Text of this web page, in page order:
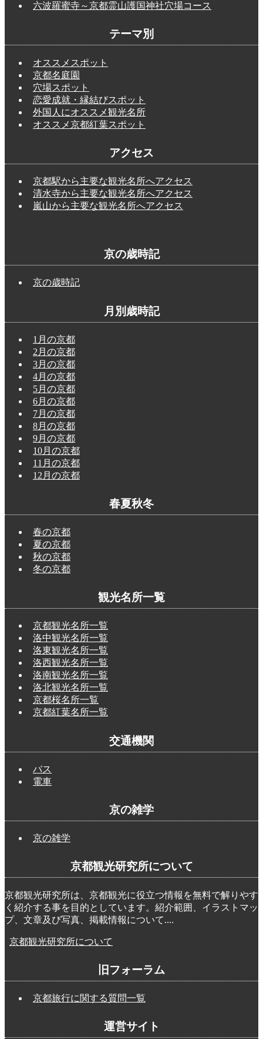
六波羅蜜寺～京都霊山護国神社穴場コース
テーマ別
オススメスポット
京都名庭園
穴場スポット
恋愛成就・縁結びスポット
外国人にオススメ観光名所
オススメ京都紅葉スポット
アクセス
京都駅から主要な観光名所へアクセス
清水寺から主要な観光名所へアクセス
嵐山から主要な観光名所へアクセス
京の歳時記
京の歳時記
月別歳時記
1月の京都
2月の京都
3月の京都
4月の京都
5月の京都
6月の京都
7月の京都
8月の京都
9月の京都
10月の京都
11月の京都
12月の京都
春夏秋冬
春の京都
夏の京都
秋の京都
冬の京都
観光名所一覧
京都観光名所一覧
洛中観光名所一覧
洛東観光名所一覧
洛西観光名所一覧
洛南観光名所一覧
洛北観光名所一覧
京都桜名所一覧
京都紅葉名所一覧
交通機関
バス
電車
京の雑学
京の雑学
京都観光研究所について
京都観光研究所は、京都観光に役立つ情報を無料で解りやす
く紹介する事を目的としています。紹介範囲、イラストマッ
プ、文章及び写真、掲載情報について....
京都観光研究所について
旧フォーラム
京都旅行に関する質問一覧
運営サイト